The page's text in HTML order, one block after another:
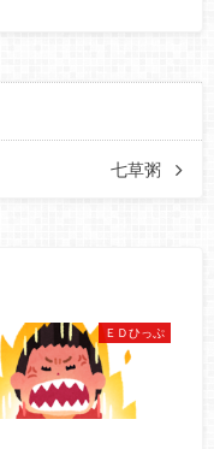
七草粥
ＥＤひっぷ